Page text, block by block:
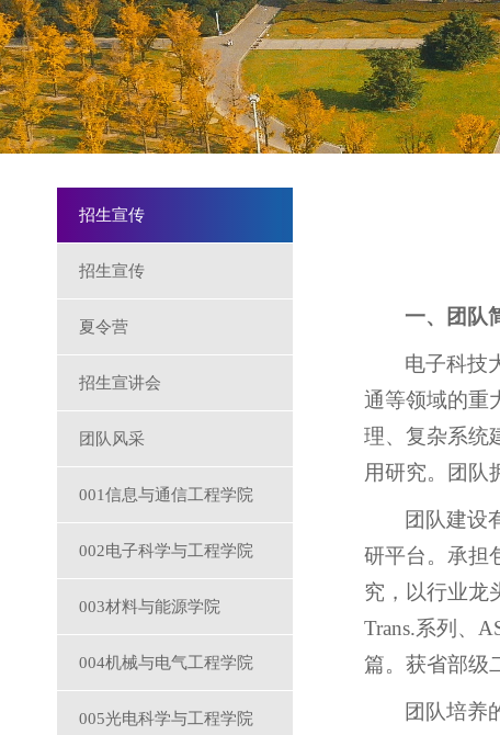
招生宣传
招生宣传
夏令营
招生宣讲会
团队风采
001信息与通信工程学院
002电子科学与工程学院
003材料与能源学院
004机械与电气工程学院
005光电科学与工程学院
一、团队
电子科技
通等领域的重
理、复杂系统
用研究。团队
团队建设
研平台。承担
究，以行业龙
Trans.系列、
篇。获省部级
团队培养